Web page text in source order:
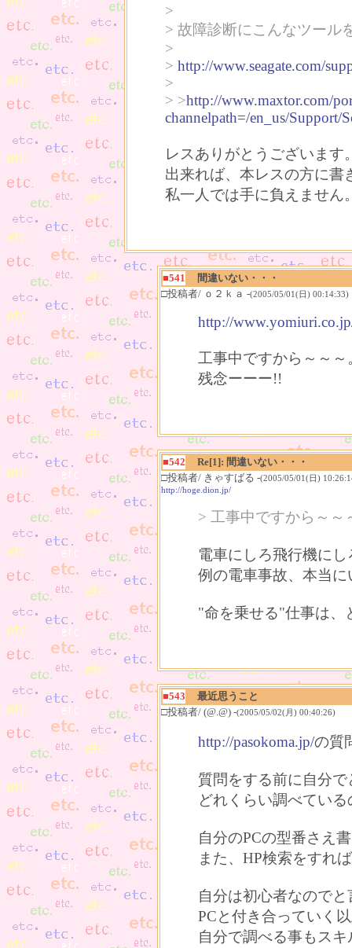
>
> 故障診断にこんなツール
>
> http://www.seagate.com/
>
> >http://www.maxtor.com/
channelpath=/en_us/
レスありがとうございます
出来れば、本レスの方に書
私一人では手に負えません
■541
間違いない・・・
□投稿者/ ｏ２ｋａ -(2005/05/01(日) 00:14:33)
http://
工事中ですから～～～
残念ーーー!!
■542
Re[1]: 間違いない・・・
□投稿者/ きゃすばる -(2005/05/01(日)
http://hoge.dion.jp/
> 工事中ですから～～
電車にしろ飛行機に
例の電車事故、本当
"命を乗せる"仕事は、
■543
最近思うこと
□投稿者/ (@.@) -(2005/05/02(月) 00:40:26)
http://pasokoma.jp/の質
質問をする前に自分
どれくらい調べている
自分のPCの型番さえ
また、HP検索をすれ
自分は初心者なので
PCと付き合っていく
自分で調べる事もス